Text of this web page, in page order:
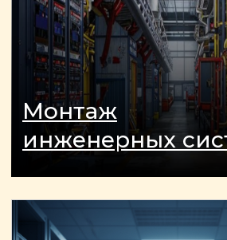
ОСТАЛИСЬ ВОПРОСЫ?
насколько это возможно